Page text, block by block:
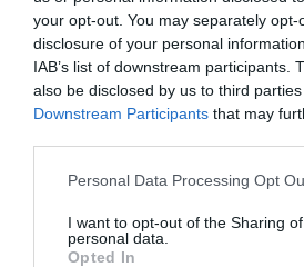
your opt-out. You may separately
disclosure of your personal
IAB’s list of downstream participants.
also be disclosed by us to third
Downstream Participants that may
Personal Data Processing Opt
I want to opt-out of the Sharing
personal data.
Opted In
ΓΥΝΑΙΚΑ ΥΓΕΙΑ